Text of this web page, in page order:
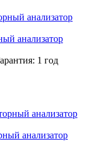
анализатор
1 год
анализатор